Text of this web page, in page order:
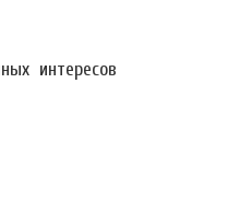
интересов